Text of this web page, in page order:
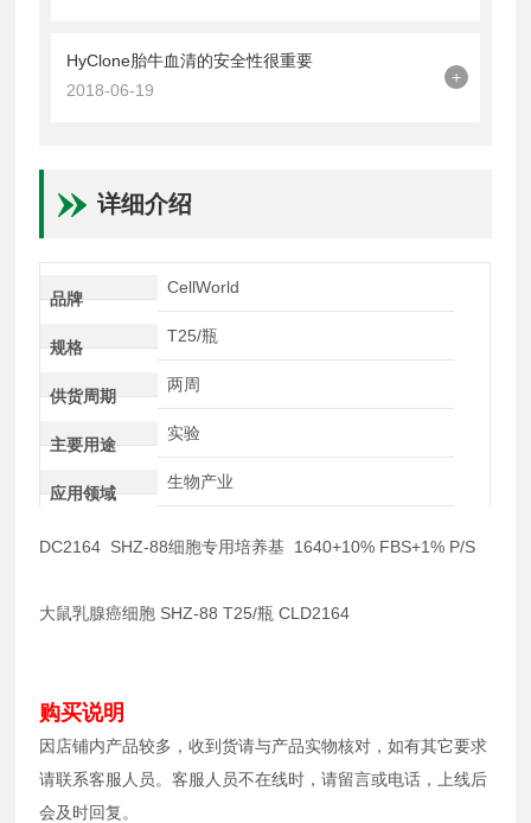
HyClone胎牛血清的安全性很重要
2018-06-19
+
详细介绍
品牌
CellWorld
规格
T25/瓶
供货周期
两周
主要用途
实验
应用领域
生物产业
DC2164 SHZ-88细胞专用培养基 1640+10% FBS+1% P/S
大鼠乳腺癌细胞 SHZ-88 T25/瓶 CLD2164
购买说明
因店铺内产品较多，收到货请与产品实物核对，如有其它要求
请联系客服人员。客服人员不在线时，请留言或电话，上线后
会及时回复。